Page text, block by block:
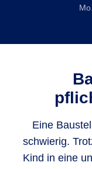
Eine
schwierig.
Kind in eine